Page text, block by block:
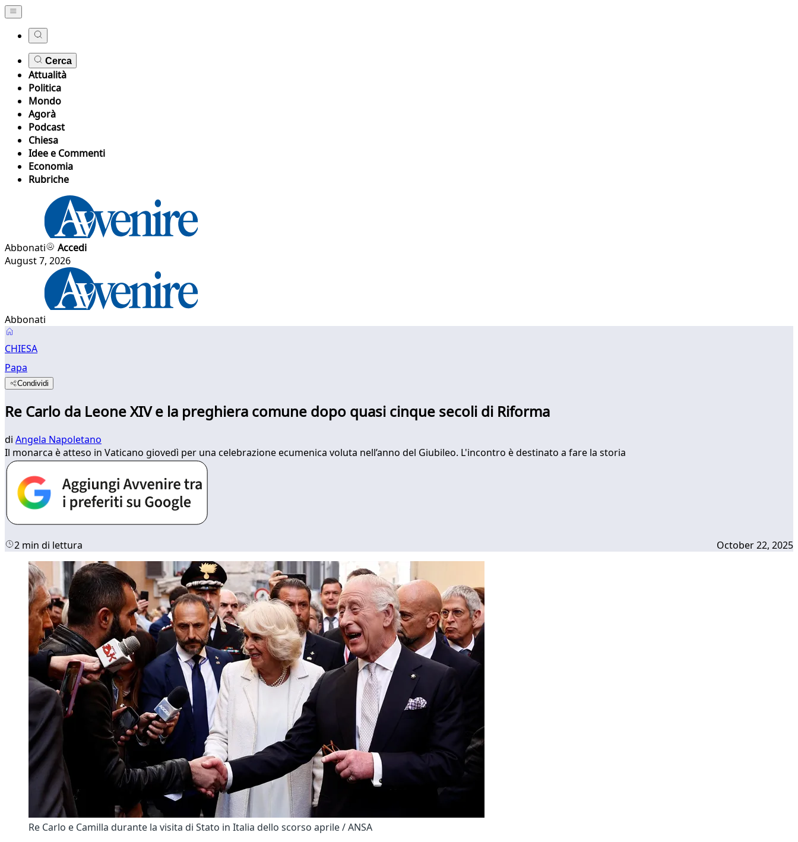
Cerca
Attualità
Politica
Mondo
Agorà
Podcast
Chiesa
Idee e Commenti
Economia
Rubriche
Abbonati
Accedi
August 7, 2026
Abbonati
CHIESA
Papa
Condividi
Re Carlo da Leone XIV e la preghiera comune dopo quasi cinque secoli di Riforma
di Angela Napoletano
Il monarca è atteso in Vaticano giovedì per una celebrazione ecumenica voluta nell’anno del Giubileo. L'incontro è destinato a fare la storia
2 min di lettura October 22, 2025
Re Carlo e Camilla durante la visita di Stato in Italia dello scorso aprile / ANSA